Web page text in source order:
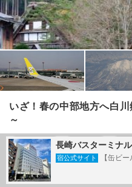
いざ！春の中部地方へ白
～
#古い街並み # 合掌造り #白
#飛騨牛
白川郷
長崎バスターミナ
宿公式サイト 【缶ビ